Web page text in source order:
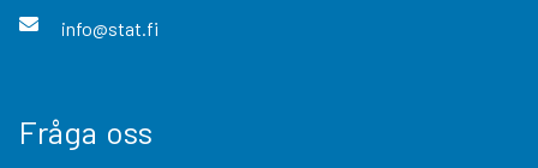
info@stat.fi
Fråga oss